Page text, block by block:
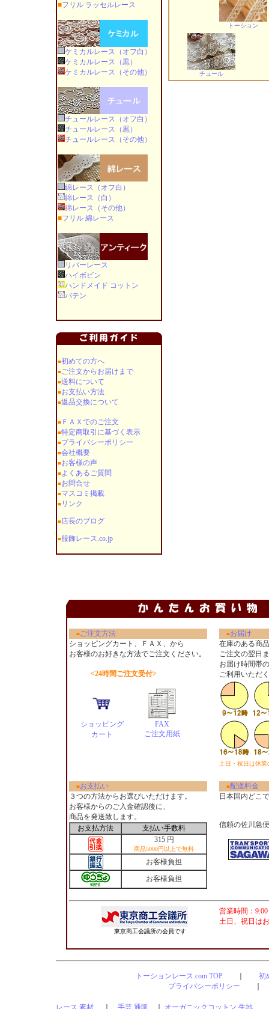
■フリル ラッセルレース
ケミカルレース（オフ白）
ケミカルレース（黒）
ケミカルレース（その他）
チュールレース（オフ白）
チュールレース（黒）
チュールレース（その他）
綿レース（オフ白）
綿レース（白）
綿レース（その他）
■フリル 綿レース
リバーレース
ハイボビン
ハンドメイド コットン
バテン
■初めての方へ
■ご注文からお届けまで
■送料について
■お支払い方法
■返品交換について
■ＦＡＸでのご注文
■特定商取引に基づく表示
■プライバシーポリシー
■会社概要
■お客様の声
■よくあるご質問
■お問合せ
■マスコミ掲載
■リンク
■店長のブログ
■服飾レース.co.jp
トーション
チュール
■ご注文方法 ■お届け
ショッピングカート、ＦＡＸ、から
お客様のお好きな方法でご注文ください。
<24時間ご注文受付>
ショッピング
カート
FAX
ご注文用紙
在庫のある商
ご注文の翌日
お届け時間帯
ご利用いただ
土日・祝日は休
■お支払い
３つの方法からお選びいただけます。
お客様からのご入金確認後に、
商品を発送致します。
お支払方法
支払い手数料
315 円
商品5000円以上で無料
お客様負担
お客様負担
■配送料金
日本国内どこ
信頼の佐川急
東京商工会議所の会員です
営業時間：
土日、祝日は
トーションレース.com TOP
初
プライバシーポリシー
レース 素材 手芸 通販 オーガニックコットン 生地